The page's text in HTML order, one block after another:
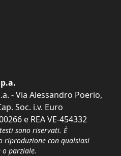
- Via Alessandro Poerio,
Soc. i.v. Euro
e REA VE-454332
sono riservati. È
riproduzione con qualsiasi
parziale.